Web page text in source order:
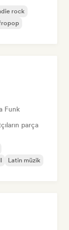
rock
Funk
parça
Latin müzik